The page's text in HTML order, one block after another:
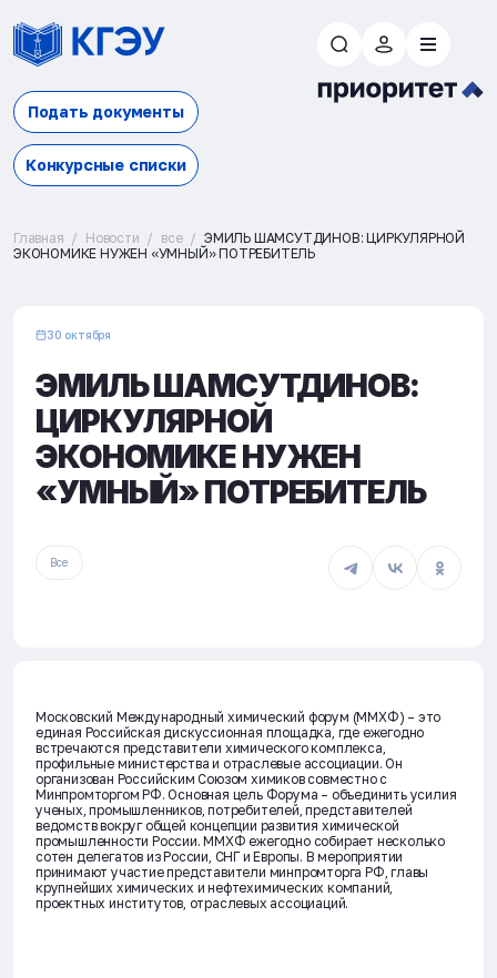
Подать документы
Конкурсные списки
Главная Новости все
ЭМИЛЬ ШАМСУТДИНОВ: ЦИРКУЛЯРНОЙ
ЭКОНОМИКЕ НУЖЕН «УМНЫЙ» ПОТРЕБИТЕЛЬ
30 октября
ЭМИЛЬ ШАМСУТДИНОВ:
ЦИРКУЛЯРНОЙ
ЭКОНОМИКЕ НУЖЕН
«УМНЫЙ» ПОТРЕБИТЕЛЬ
Все
Московский Международный химический форум (ММХФ) – это
единая Российская дискуссионная площадка, где ежегодно
встречаются представители химического комплекса,
профильные министерства и отраслевые ассоциации. Он
организован Российским Союзом химиков совместно с
Минпромторгом РФ. Основная цель Форума – объединить усилия
ученых, промышленников, потребителей, представителей
ведомств вокруг общей концепции развития химической
промышленности России. ММХФ ежегодно собирает несколько
сотен делегатов из России, СНГ и Европы. В мероприятии
принимают участие представители минпромторга РФ, главы
крупнейших химических и нефтехимических компаний,
проектных институтов, отраслевых ассоциаций.